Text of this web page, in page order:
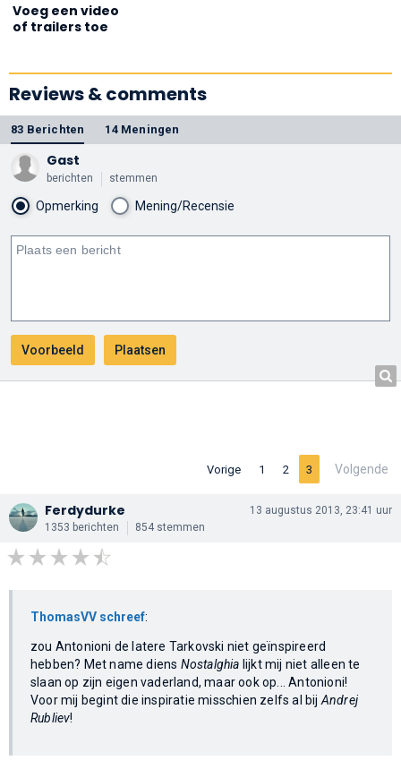
Voeg een video
of trailers toe
Reviews & comments
83 Berichten 14 Meningen
Gast
berichten stemmen
Opmerking Mening/Recensie
Vorige 1 2 3 Volgende
Ferdydurke
1353 berichten 854 stemmen
13 augustus 2013, 23:41 uur
ThomasVV schreef:
zou Antonioni de latere Tarkovski niet geïnspireerd
hebben? Met name diens Nostalghia lijkt mij niet alleen te
slaan op zijn eigen vaderland, maar ook op... Antonioni!
Voor mij begint die inspiratie misschien zelfs al bij Andrej
Rubliev!